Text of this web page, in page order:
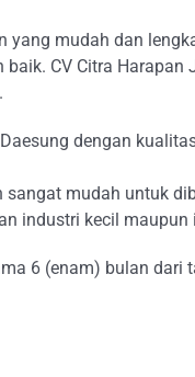
yang mudah dan
CV Citra
dengan
mudah untuk
industri kecil maupun
6 (enam) bulan